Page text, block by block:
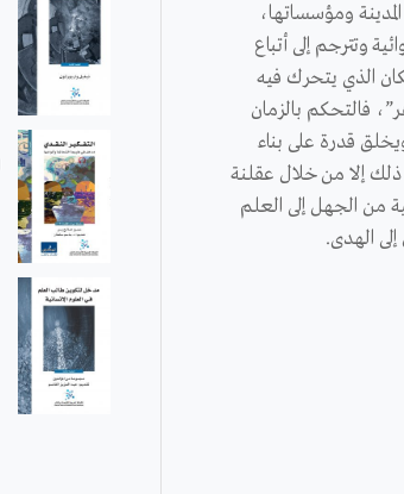
ومؤسساتها،
وتترجم إلى أتباع
الذي يتحرك فيه
فالتحكم بالزمان
قدرة على بناء
إلا من خلال عقلنة
من الجهل إلى العلم
الهدى.